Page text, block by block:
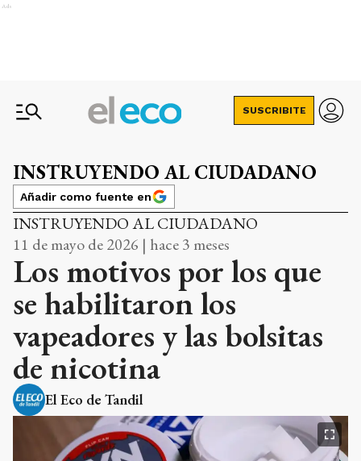
Ads
SUSCRIBITE
INSTRUYENDO AL CIUDADANO
Añadir como fuente en
INSTRUYENDO AL CIUDADANO
11 de mayo de 2026 | hace 3 meses
Los motivos por los que
se habilitaron los
vapeadores y las bolsitas
de nicotina
El Eco de Tandil